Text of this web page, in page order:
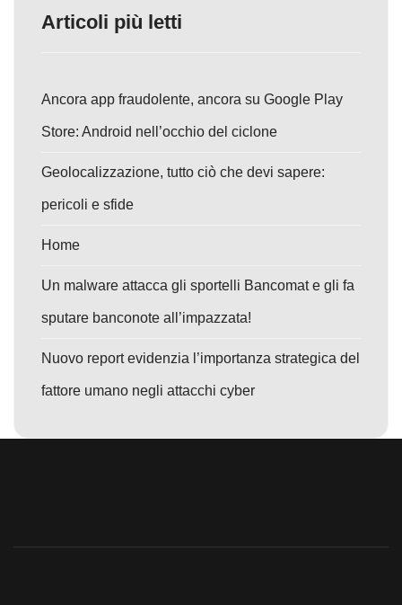
Articoli più letti
Ancora app fraudolente, ancora su Google Play
Store: Android nell’occhio del ciclone
Geolocalizzazione, tutto ciò che devi sapere:
pericoli e sfide
Home
Un malware attacca gli sportelli Bancomat e gli fa
sputare banconote all’impazzata!
Nuovo report evidenzia l’importanza strategica del
fattore umano negli attacchi cyber